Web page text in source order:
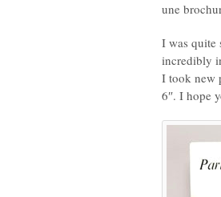
une
I was quite
incredibly
I took new
6″. I hope